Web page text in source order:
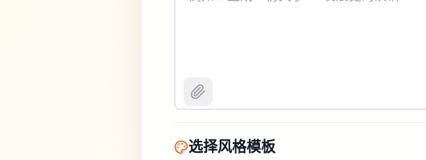
选择风格模板